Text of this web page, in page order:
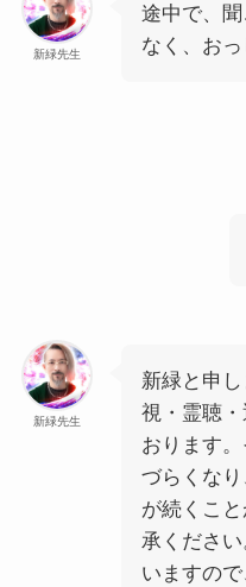
新緑先生
途中で、
なく、おっ
新緑先生
新緑と申
視・ 霊聴・
おります
づらくな
が続くこ
承くださ
いますの